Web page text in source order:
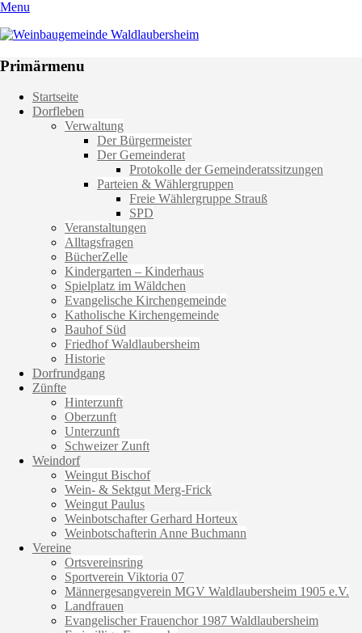
Menu
Weinbaugemeinde Waldlaubersheim
Primärmenu
Weiter
zum
Startseite
Dorfleben
Verwaltung
Der Bürgermeister
Der Gemeinderat
Protokolle der Gemeinderatssitzungen
Parteien & Wählergruppen
Freie Wählergruppe Strauß
SPD
Veranstaltungen
Alltagsfragen
BücherZelle
Kindergarten – Kinderhaus
Spielplatz im Wäldchen
Evangelische Kirchengemeinde
Katholische Kirchengemeinde
Bauhof Süd
Friedhof Waldlaubersheim
Historie
Dorfrundgang
Zünfte
Hinterzunft
Oberzunft
Unterzunft
Schweizer Zunft
Weindorf
Weingut Bischof
Wein- & Sektgut Merg-Frick
Weingut Paulus
Weinbotschafter Gerhard Horteux
Weinbotschafterin Anne Buchmann
Vereine
Ortsvereinsring
Sportverein Viktoria 07
Männergesangverein MGV Waldlaubersheim 1905 e.V.
Landfrauen
Evangelischer Frauenchor 1987 Waldlaubersheim